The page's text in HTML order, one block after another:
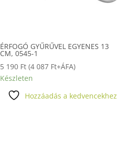
ÉRFOGÓ GYŰRŰVEL EGYENES 13
CM, 0545-1
5 190 Ft (4 087 Ft+ÁFA)
Készleten
Hozzáadás a kedvencekhez